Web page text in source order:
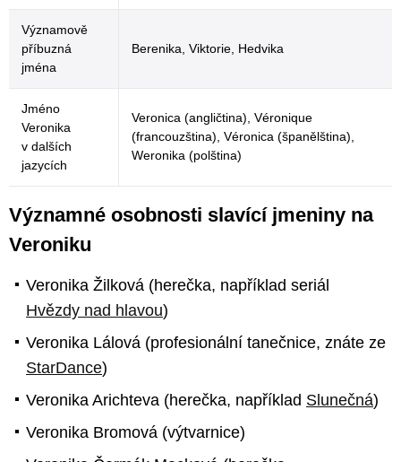
Významově
příbuzná
jména
Berenika, Viktorie, Hedvika
Jméno
Veronika
v dalších
jazycích
Veronica (angličtina), Véronique
(francouzština), Véronica (španělština),
Weronika (polština)
Významné osobnosti slavící jmeniny na
Veroniku
Veronika Žilková (herečka, například seriál
Hvězdy nad hlavou)
Veronika Lálová (profesionální tanečnice, znáte ze
StarDance)
Veronika Arichteva (herečka, například Slunečná)
Veronika Bromová (výtvarnice)